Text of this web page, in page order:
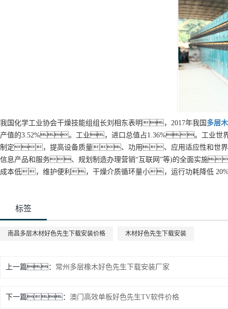
我国化学工业协会干燥技能组组长刘相东表明，2017年我国 多层
产值的3.52%。工业，进口总值占1.36%。工业
制定，提高设备质量、功用、应用适应性和世
信息产品和服务、规划制造办理营销“互联网”等)的全面实施
成本低，维护便利，干燥介质循环量小，运行功耗降
标签
南昌多层木材好色先生下载安装价格 木材好色先生下载安装
上一篇： 常州多层橡木好色先生下载安装厂家
下一篇： 澳门高效单板好色先生TV软件价格